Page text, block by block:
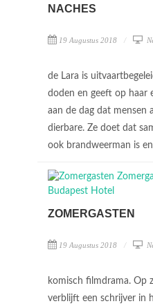
NACHES
19 Augustus 2018
de Lara is
doden en geeft op haar
aan de dag dat mensen
dierbare. Ze doet dat
ook brandweerman is en
ZOMERGASTEN
19 Augustus 2018
komisch filmdrama. Op
verblijft een schrijver in